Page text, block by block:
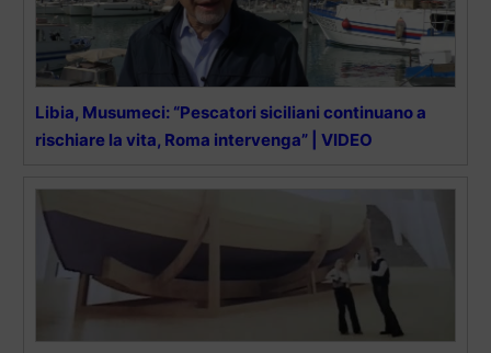
Libia, Musumeci: “Pescatori siciliani continuano a
rischiare la vita, Roma intervenga” | VIDEO